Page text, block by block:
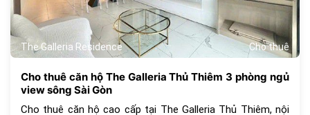
The Galleria Residence Cho thuê
Cho thuê căn hộ The Galleria Thủ Thiêm 3 phòng ngủ
view sông Sài Gòn
Cho thuê căn hộ cao cấp tại The Galleria Thủ Thiêm, nội